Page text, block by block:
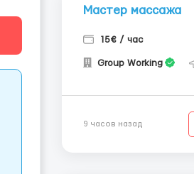
Мастер массажа
15€ / час
Group Working
9 часов назад